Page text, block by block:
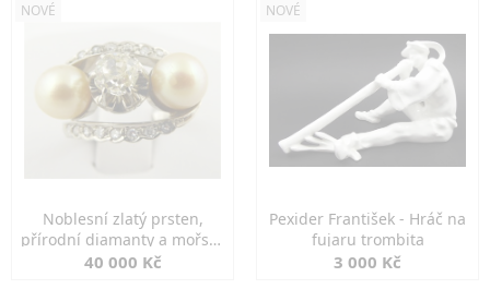
NOVÉ
Noblesní zlatý prsten,
přírodní diamanty a mořské
perly
40 000 Kč
NOVÉ
Pexider František - Hráč na
fujaru trombita
3 000 Kč